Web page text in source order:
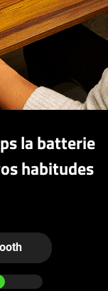
la batterie
habitudes